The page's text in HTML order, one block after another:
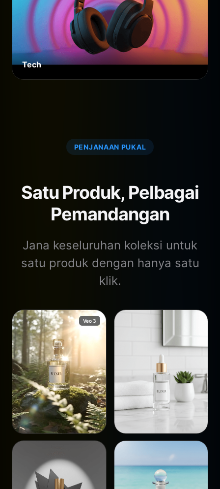
Tech
PENJANAAN PUKAL
Satu Produk, Pelbagai
Pemandangan
Jana keseluruhan koleksi untuk
satu produk dengan hanya satu
klik.
Veo 3